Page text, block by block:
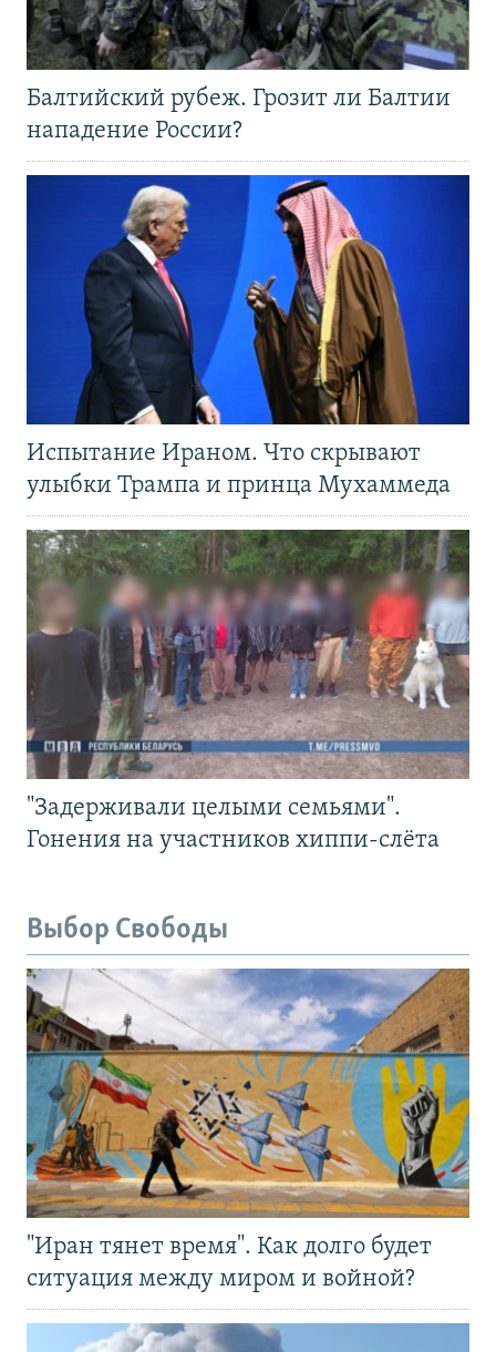
Балтийский рубеж. Грозит ли Балтии
нападение России?
Испытание Ираном. Что скрывают
улыбки Трампа и принца Мухаммеда
"Задерживали целыми семьями".
Гонения на участников хиппи-слёта
Выбор Свободы
"Иран тянет время". Как долго будет
ситуация между миром и войной?